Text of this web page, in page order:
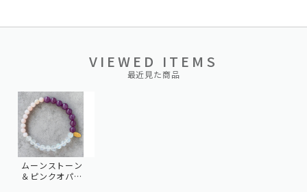
VIEWED ITEMS
最近見た商品
ムーンストーン
＆ピンクオパー